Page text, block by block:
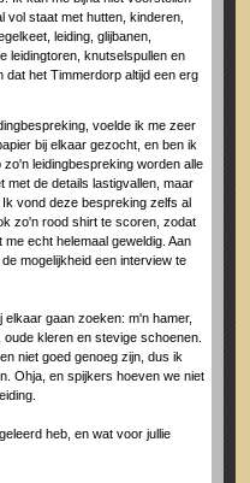
vol staat met hutten, kinderen,
leiding, glijbanen,
leidingtoren, knutselspullen en
dat het Timmerdorp altijd een erg
voelde ik me zeer
bij elkaar gezocht, en ben ik
leidingbespreking worden alle
met de details lastigvallen, maar
vond deze bespreking zelfs al
zo'n rood shirt te scoren, zodat
echt helemaal geweldig. Aan
mogelijkheid een interview te
gaan zoeken: m'n hamer,
kleren en stevige schoenen.
niet goed genoeg zijn, dus ik
Ohja, en spijkers hoeven we niet
heb, en wat voor jullie